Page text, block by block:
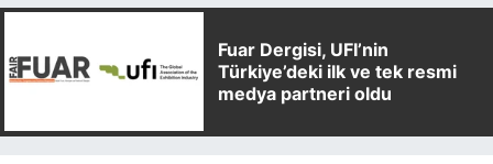
Fuar Dergisi, UFI’nin
Türkiye’deki ilk ve tek resmi
medya partneri oldu